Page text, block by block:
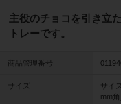
主役のチョコを引き立
トレーです。
商品管理番号
サイズ
サイ
mm